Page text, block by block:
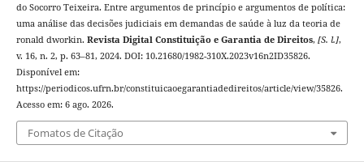
do Socorro Teixeira. Entre argumentos de princípio e argumentos de política:
uma análise das decisões judiciais em demandas de saúde à luz da teoria de
ronald dworkin. Revista Digital Constituição e Garantia de Direitos, [S. l.],
v. 16, n. 2, p. 63–81, 2024. DOI: 10.21680/1982-310X.2023v16n2ID35826.
Disponível em:
https://periodicos.ufrn.br/constituicaoegarantiadedireitos/article/view/35826.
Acesso em: 6 ago. 2026.
Fomatos de Citação